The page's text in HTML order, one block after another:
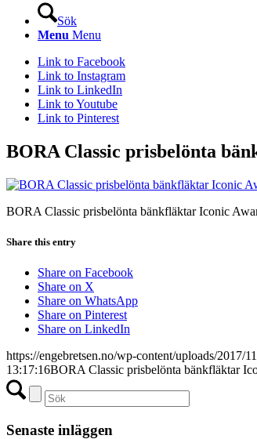
Sök
Menu Menu
Link to Facebook
Link to Instagram
Link to LinkedIn
Link to Youtube
Link to Pinterest
BORA Classic prisbelönta
BORA Classic prisbelönta bänkfläktar Iconic
Share this entry
Share on Facebook
Share on X
Share on WhatsApp
Share on Pinterest
Share on LinkedIn
https://engebretsen.no/wp-content/uploads/2017/
13:17:16BORA Classic prisbelönta bänkfläktar
Senaste inläggen